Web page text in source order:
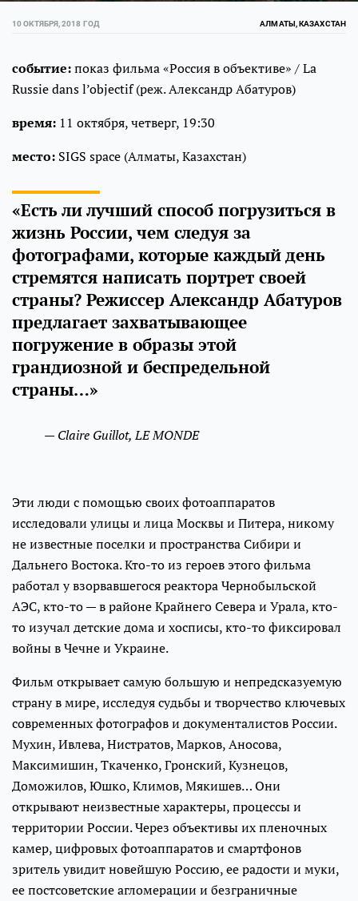
10 ОКТЯБРЯ, 2018 ГОД АЛМАТЫ, КАЗАХСТАН
событие:показ фильма «Россия в объективе» / La
Russie dans l’objectif (реж. Александр Абатуров)
время: 11 октября, четверг, 19:30
место: SIGS space (Алматы, Казахстан)
«Есть ли лучший способ погрузиться в
жизнь России, чем следуя за
фотографами, которые каждый день
стремятся написать портрет своей
страны? Режиссер Александр Абатуров
предлагает захватывающее
погружение в образы этой
грандиозной и беспредельной
страны…»
— Claire Guillot, LE MONDE
Эти люди с помощью своих фотоаппаратов
исследовали улицы и лица Москвы и Питера, никому
не известные поселки и пространства Сибири и
Дальнего Востока. Кто-то из героев этого фильма
работал у взорвавшегося реактора Чернобыльской
АЭС, кто-то — в районе Крайнего Севера и Урала, кто-
то изучал детские дома и хосписы, кто-то фиксировал
войны в Чечне и Украине.
Фильм открывает самую большую и непредсказуемую
страну в мире, исследуя судьбы и творчество ключевых
современных фотографов и документалистов России.
Мухин, Ивлева, Нистратов, Марков, Аносова,
Максимишин, Ткаченко, Гронский, Кузнецов,
Доможилов, Юшко, Климов, Мякишев… Они
открывают неизвестные характеры, процессы и
территории России. Через объективы их пленочных
камер, цифровых фотоаппаратов и смартфонов
зритель увидит новейшую Россию, ее радости и муки,
ее постсоветские агломерации и безграничные